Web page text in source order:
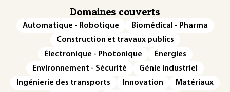
Domaines couverts
Automatique - Robotique
Biomédical - Pharma
Construction et travaux publics
Électronique - Photonique
Énergies
Environnement - Sécurité
Génie industriel
Ingénierie des transports
Innovation
Matériaux